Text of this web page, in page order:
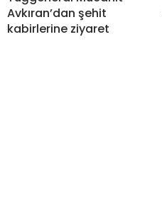
Avkıran’dan şehit
kabirlerine ziyaret